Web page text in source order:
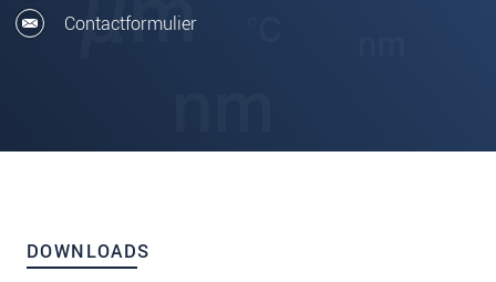
Contactformulier
DOWNLOADS